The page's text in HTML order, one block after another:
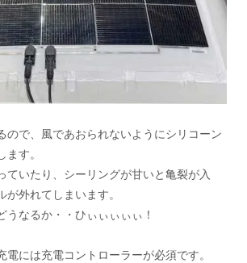
ので、風であおられないようにシリコーン
ます。
ていたり、シーリングが甘いと亀裂が入
が外れてしまいます。
うなるか・・ひぃぃぃぃぃ！
電には充電コントローラーが必須です。